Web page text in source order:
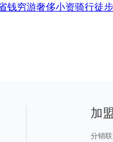
钱穷游奢侈小资骑行徒步
加
分销